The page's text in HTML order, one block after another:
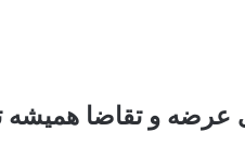
عرضه و تقاضا همیشه